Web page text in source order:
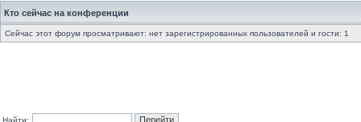
Кто сейчас на конференции
Сейчас этот форум просматривают: нет зарегистрированных пользователей и гости: 1
Найти: